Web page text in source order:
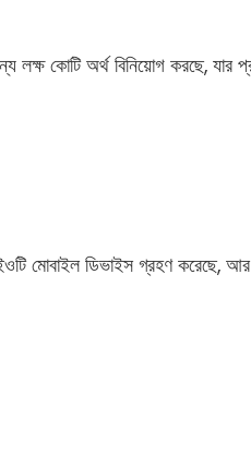
লক্ষ কোটি অর্থ বিনিয়োগ করছে, যার
মোবাইল ডিভাইস গ্রহণ করেছে,